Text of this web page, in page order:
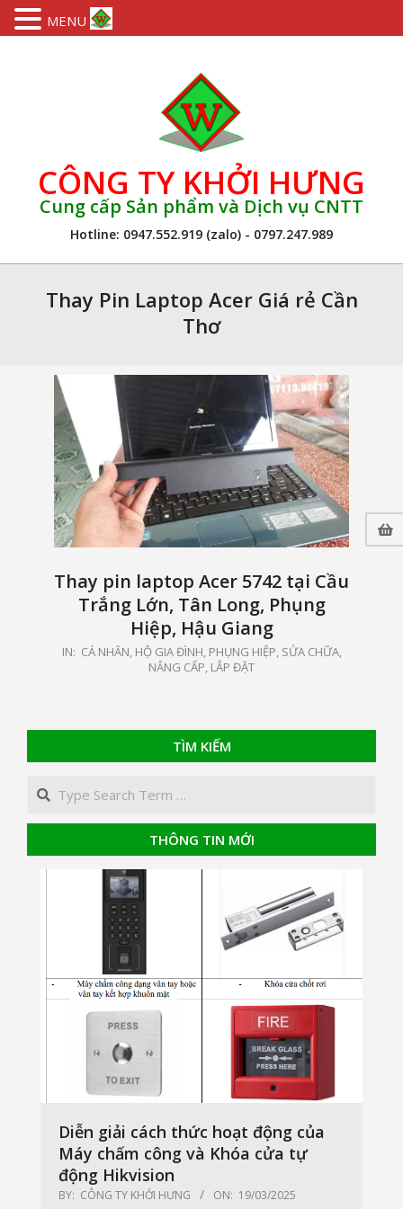
CÔNG TY KHỞI HƯNG
Cung cấp Sản phẩm và Dịch vụ CNTT
Hotline: 0947.552.919 (zalo) - 0797.247.989
NavigationThay Pin Laptop Acer Giá rẻ Cần
Thơ
Thay pin laptop Acer 5742 tại Cầu
Trắng Lớn, Tân Long, Phụng
Hiệp, Hậu Giang
2021-
IN: CÁ NHÂN, HỘ GIA ĐÌNH, PHỤNG HIỆP, SỬA CHỮA,
NÂNG CẤP, LẮP ĐẶT
TÌM KIẾM
Search
THÔNG TIN MỚI
Diễn giải cách thức hoạt động của
Máy chấm công và Khóa cửa tự
động Hikvision
BY: CÔNG TY KHỞI HƯNG ON: 19/03/2025
MENU